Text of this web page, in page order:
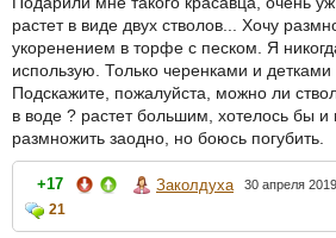
растет в виде двух стволов... Хочу
укоренением в торфе с песком. Я
использую. Только черенками и
Подскажите, пожалуйста, можно ли
в воде ? растет большим, хотелось бы и
размножить заодно, но боюсь погубить.
+17 Заколдуха 30 апреля
21